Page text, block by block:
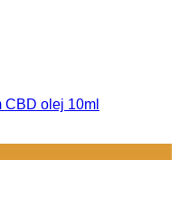
CBD olej 10ml